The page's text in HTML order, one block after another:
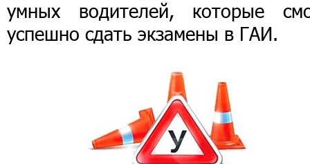
умных водителей, которые
успешно сдать экзамены в ГАИ.